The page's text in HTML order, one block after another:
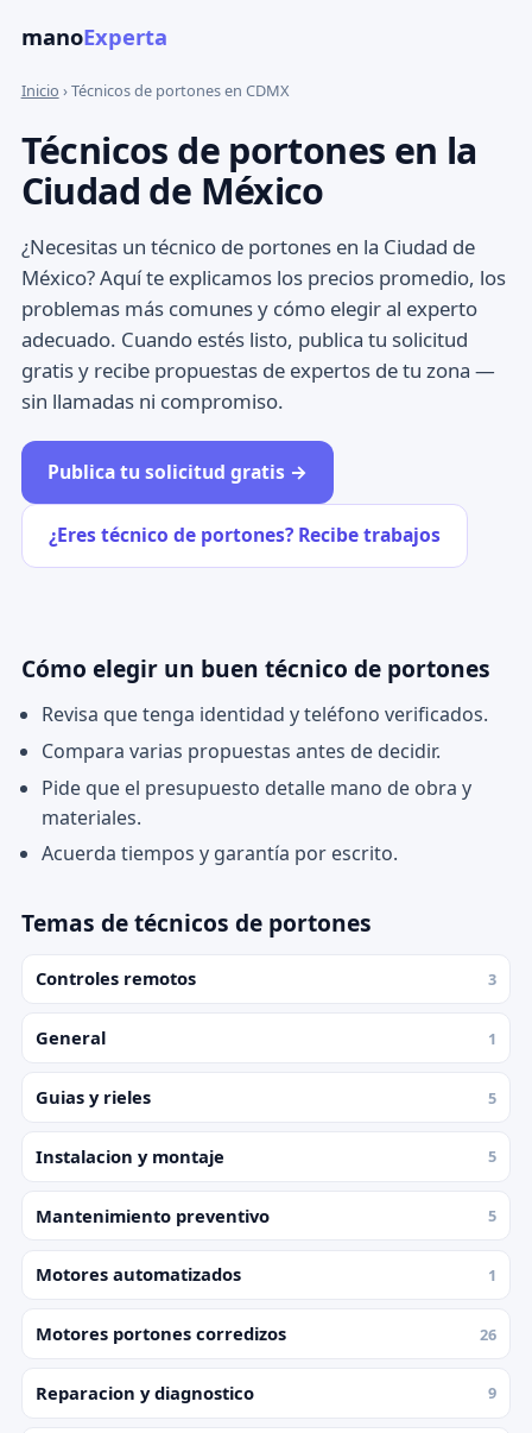
manoExperta
Inicio › Técnicos de portones en CDMX
Técnicos de portones en la
Ciudad de México
¿Necesitas un técnico de portones en la Ciudad de
México? Aquí te explicamos los precios promedio, los
problemas más comunes y cómo elegir al experto
adecuado. Cuando estés listo, publica tu solicitud
gratis y recibe propuestas de expertos de tu zona —
sin llamadas ni compromiso.
Publica tu solicitud gratis →
¿Eres técnico de portones? Recibe trabajos
Cómo elegir un buen técnico de portones
Revisa que tenga identidad y teléfono verificados.
Compara varias propuestas antes de decidir.
Pide que el presupuesto detalle mano de obra y
materiales.
Acuerda tiempos y garantía por escrito.
Temas de técnicos de portones
Controles remotos 3
General 1
Guias y rieles 5
Instalacion y montaje 5
Mantenimiento preventivo 5
Motores automatizados 1
Motores portones corredizos 26
Reparacion y diagnostico 9